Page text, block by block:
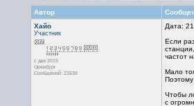
Автор
Хайо
Участник
с дек 2015
Оренбург
Сообщений: 21538
Дата:
Если
частот
Мало
Чтобы
с